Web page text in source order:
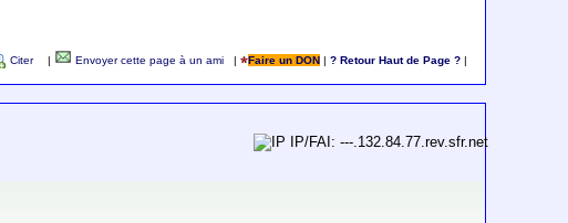
Citer Envoyer cette page à un ami| Faire un DON ? Retour Haut de Page ?|
IP/FAI: ---.132.84.77.rev.sfr.net